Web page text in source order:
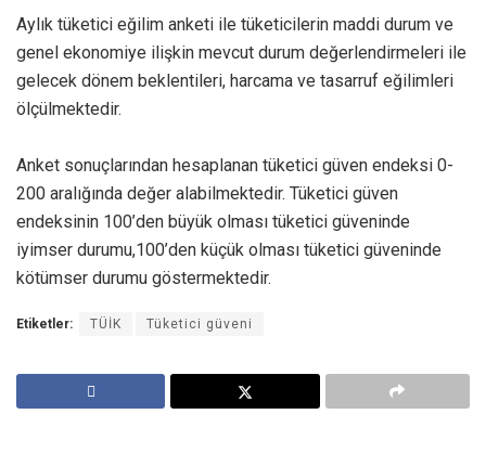
Aylık tüketici eğilim anketi ile tüketicilerin maddi durum ve
genel ekonomiye ilişkin mevcut durum değerlendirmeleri ile
gelecek dönem beklentileri, harcama ve tasarruf eğilimleri
ölçülmektedir.
Anket sonuçlarından hesaplanan tüketici güven endeksi 0-
200 aralığında değer alabilmektedir. Tüketici güven
endeksinin 100’den büyük olması tüketici güveninde
iyimser durumu,100’den küçük olması tüketici güveninde
kötümser durumu göstermektedir.
Etiketler: TÜİK Tüketici güveni